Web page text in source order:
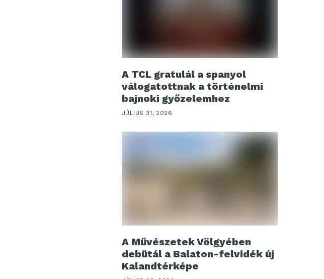
A TCL gratulál a spanyol
válogatottnak a történelmi
bajnoki győzelemhez
JÚLIUS 31, 2026
A Művészetek Völgyében
debütál a Balaton-felvidék új
Kalandtérképe